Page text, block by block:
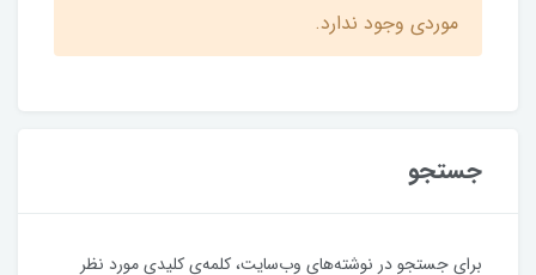
موردی وجود ندارد.
جستجو
برای جستجو در نوشته‌های وب‌سایت، کلمه‌ی کلیدی مورد نظر